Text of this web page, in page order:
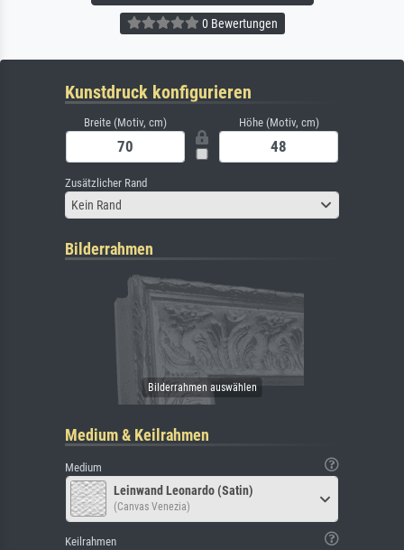
0 Bewertungen
Kunstdruck konfigurieren
Breite (Motiv, cm) Höhe (Motiv, cm)
Zusätzlicher Rand
Kein Rand
Bilderrahmen
Medium & Keilrahmen
Medium
Leinwand Leonardo (Satin)
(Canvas Venezia)
Keilrahmen